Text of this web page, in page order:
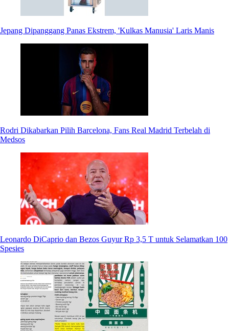
Jepang Dipanggang Panas Ekstrem, 'Kulkas Manusia' Laris Manis
Rodri Dikabarkan Pilih Barcelona, Fans Real Madrid Terbelah di
Medsos
Leonardo DiCaprio dan Bezos Guyur Rp 3,5 T untuk Selamatkan 100
Spesies